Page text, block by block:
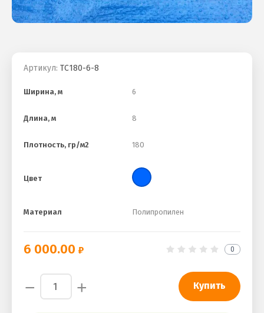
Артикул: ТС180-6-8
Ширина, м 6
Длина, м 8
Плотность, гр/м2 180
Цвет
Материал Полипропилен
6 000.00 0
− + Купить